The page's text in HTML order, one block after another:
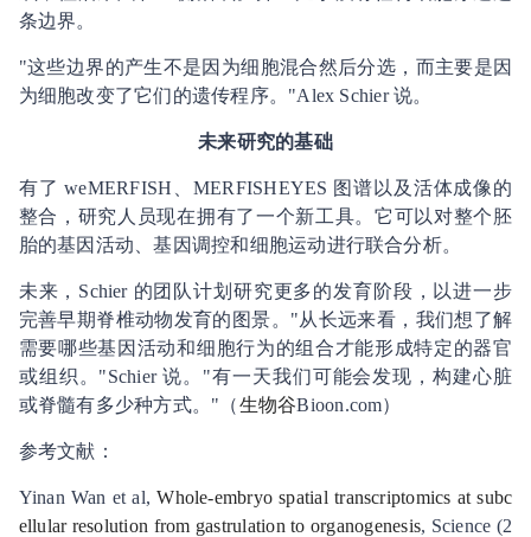
条边界。
"这些边界的产生不是因为细胞混合然后分选，而主要是因
为细胞改变了它们的遗传程序。"Alex Schier 说。
未来研究的基础
有了 weMERFISH、MERFISHEYES 图谱以及活体成像的
整合，研究人员现在拥有了一个新工具。它可以对整个胚
胎的基因活动、基因调控和细胞运动进行联合分析。
未来，Schier 的团队计划研究更多的发育阶段，以进一步
完善早期脊椎动物发育的图景。"从长远来看，我们想了解
需要哪些基因活动和细胞行为的组合才能形成特定的器官
或组织。"Schier 说。"有一天我们可能会发现，构建心脏
或脊髓有多少种方式。"（生物谷Bioon.com）
参考文献：
Yinan Wan et al,Whole-embryo spatial transcriptomics at subc
ellular resolution from gastrulation to organogenesis, Science (2